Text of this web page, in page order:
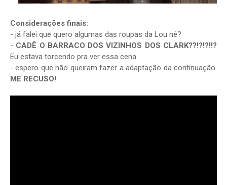
Considerações finais:
- já falei que quero algumas das roupas da Lou né?
- CADÊ O BARRACO DOS VIZINHOS DOS CLARK??!?!?!!?
Eu estava torcendo pra ver essa cena
- espero que não queiram fazer a adaptação da continuação.
ME RECUSO!